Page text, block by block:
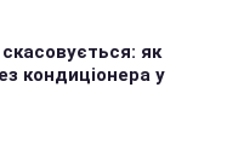
як
кондиціонера у